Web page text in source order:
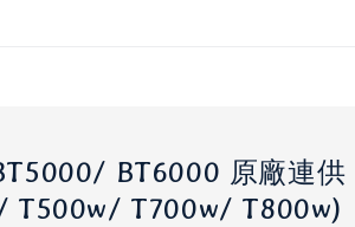
BT6000 原廠連供
T500w/ T700w/ T800w)